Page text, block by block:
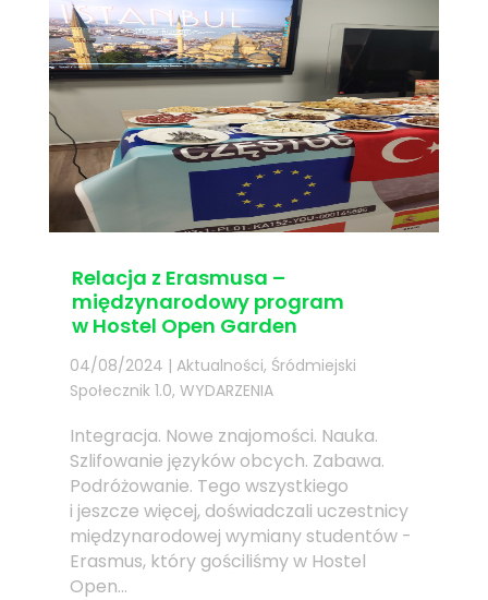
Relacja z Erasmusa –
międzynarodowy program
w Hostel Open Garden
04/08/2024 | Aktualności, Śródmiejski
Społecznik 1.0, WYDARZENIA
Integracja. Nowe znajomości. Nauka.
Szlifowanie języków obcych. Zabawa.
Podróżowanie. Tego wszystkiego
i jeszcze więcej, doświadczali uczestnicy
międzynarodowej wymiany studentów -
Erasmus, który gościliśmy w Hostel
Open...